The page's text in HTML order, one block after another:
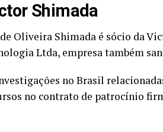
Shimada
Oliveira Shimada é sócio da
Ltda, empresa também
no Brasil
no contrato de patrocínio